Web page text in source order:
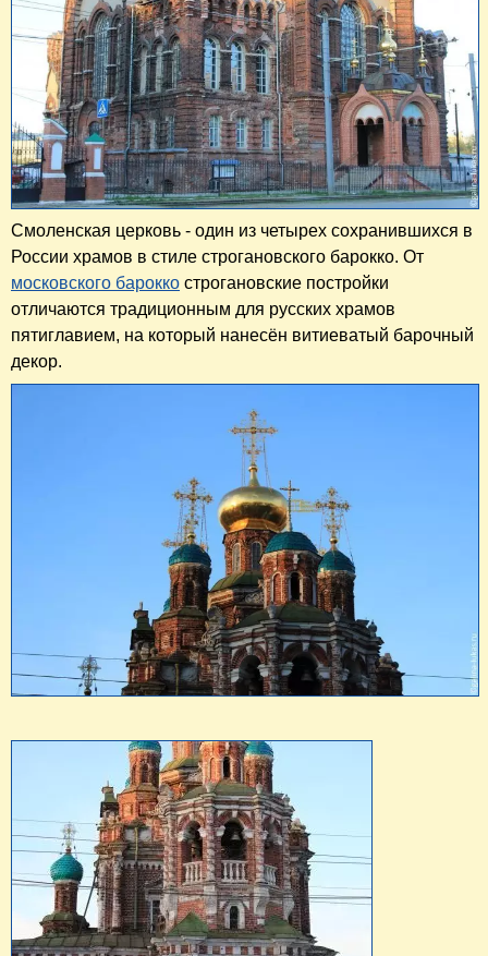
Смоленская церковь - один из четырех сохранившихся в
России храмов в стиле строгановского барокко. От
московского барокко строгановские постройки
отличаются традиционным для русских храмов
пятиглавием, на который нанесён витиеватый барочный
декор.